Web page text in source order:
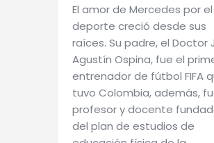
El amor de Mercedes por el
deporte creció desde sus
raíces. Su padre, el Doctor
Agustín Ospina, fue el
entrenador de fútbol FIFA
tuvo Colombia, además,
profesor y docente
del plan de estudios de